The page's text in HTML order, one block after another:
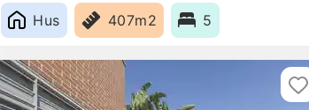
Hus
407m2 5